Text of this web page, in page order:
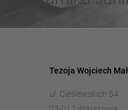
Tezoja Wojciech
ul. Cieślewskich 54